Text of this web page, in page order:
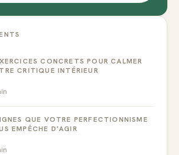
CONCRETS POUR CALMER
CRITIQUE INTÉRIEUR
QUE VOTRE PERFECTIONNISME
EMPÊCHE D’AGIR